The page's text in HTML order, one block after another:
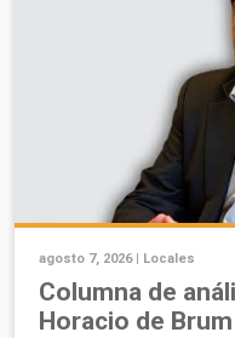
agosto 7, 2026 | Locales
Columna de
Horacio de Brum